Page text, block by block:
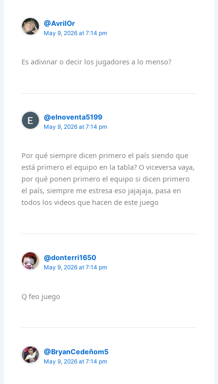
@AvrilOr
May 9, 2026 at 7:14 pm
Es adivinar o decir los jugadores a lo menso?
@elnoventa5199
May 9, 2026 at 7:14 pm
Por qué siempre dicen primero el país siendo que
está primero el equipo en la tabla? O viceversa vaya,
por qué ponen primero el equipo si dicen primero
el país, siempre me estresa eso jajajaja, pasa en
todos los videos que hacen de este juego
@donterri1650
May 9, 2026 at 7:14 pm
Q feo juego
@BryanCedeñom5
May 9, 2026 at 7:14 pm